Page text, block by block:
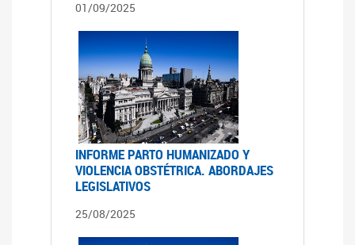
01/09/2025
INFORME PARTO HUMANIZADO Y
VIOLENCIA OBSTÉTRICA. ABORDAJES
LEGISLATIVOS
25/08/2025